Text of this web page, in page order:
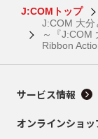
J:COMトップ
J:COM 大
～『
Ribbon
サービス情報
オンラインショッ